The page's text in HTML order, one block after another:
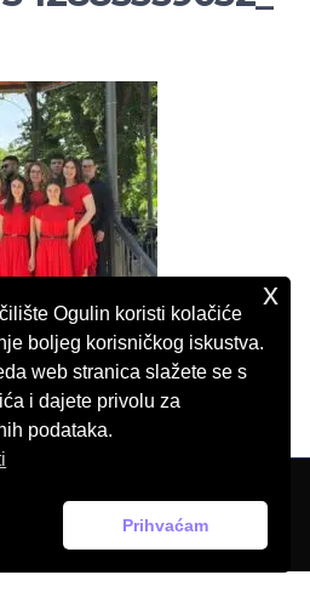
učilište Ogulin, 2026.
Ogulin koristi kolačiće
boljeg korisničkog iskustva.
web stranica slažete se s
i dajete privolu za
podataka.
Prihvaćam
x